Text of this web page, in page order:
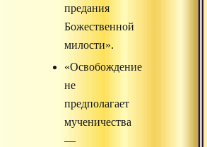
предания
Божественной
милости».
«Освобождение
не
предполагает
мученичества
—